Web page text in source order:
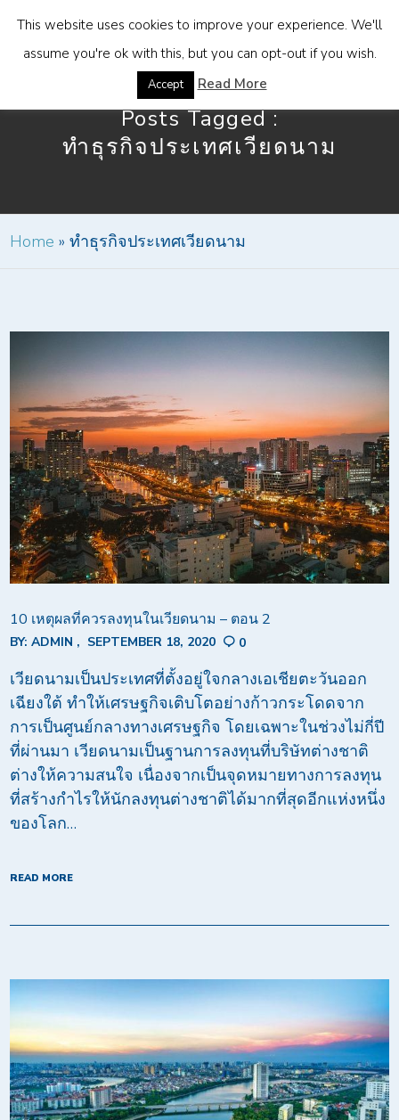
Posts Tagged :
ทำธุรกิจประเทศเวียดนาม
Home »ทำธุรกิจประเทศเวียดนาม
10 เหตุผลที่ควรลงทุนในเวียดนาม – ตอน 2
BY:ADMIN SEPTEMBER 18, 2020 0
เวียดนามเป็นประเทศที่ตั้งอยู่ใจกลางเอเชียตะวันออก
เฉียงใต้ ทำให้เศรษฐกิจเติบโตอย่างก้าวกระโดดจาก
การเป็นศูนย์กลางทางเศรษฐกิจ โดยเฉพาะในช่วงไม่กี่ปี
ที่ผ่านมา เวียดนามเป็นฐานการลงทุนที่บริษัทต่างชาติ
ต่างให้ความสนใจ เนื่องจากเป็นจุดหมายทางการลงทุน
ที่สร้างกำไรให้นักลงทุนต่างชาติได้มากที่สุดอีกแห่งหนึ่ง
ของโลก…
READ MORE
This website uses cookies to improve your experience. We'll
assume you're ok with this, but you can opt-out if you wish.
Accept Read More